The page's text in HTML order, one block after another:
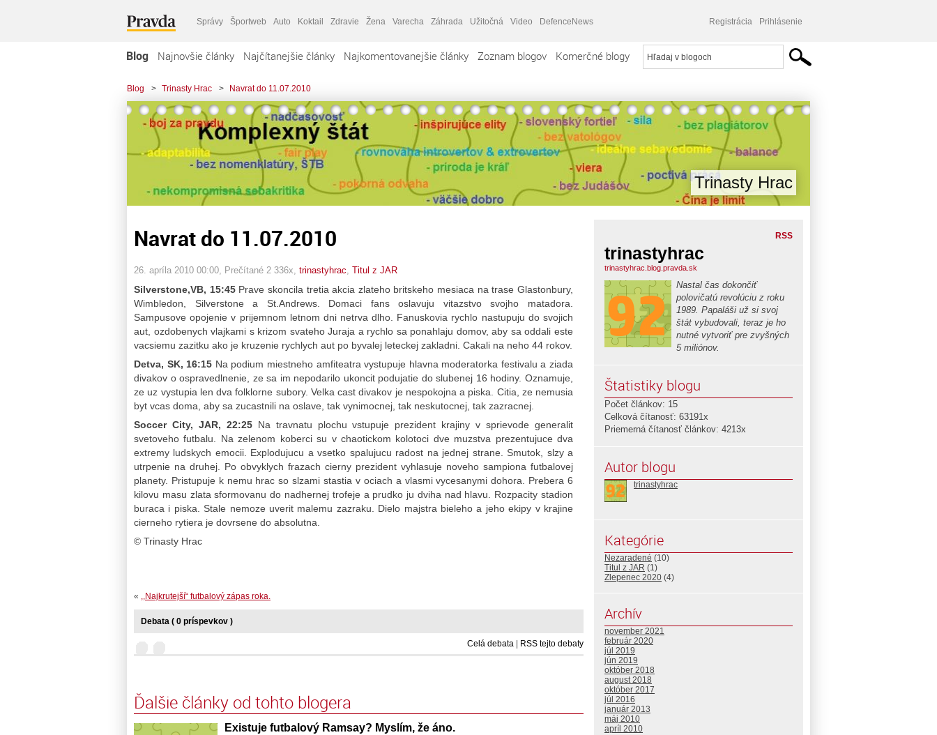
Správy Športweb Auto Koktail Zdravie Žena Varecha Záhrada Užitočná Video DefenceNews Registrácia Prihlásenie
Blog Najnovšie články Najčítanejšie články Najkomentovanejšie články Zoznam blogov Komerčné blogy
Blog > Trinasty Hrac > Navrat do 11.07.2010
Trinasty Hrac
Navrat do 11.07.2010
26. apríla 2010 00:00 , Prečítané 2 336x, trinastyhrac Titul z JAR
Silverstone,VB, 15:45Prave skoncila tretia akcia zlateho britskeho mesiaca na trase Glastonbury,
Wimbledon, Silverstone a St.Andrews. Domaci fans oslavuju vitazstvo svojho matadora.
Sampusove opojenie v prijemnom letnom dni netrva dlho. Fanuskovia rychlo nastupuju do svojich
aut, ozdobenych vlajkami s krizom svateho Juraja a rychlo sa ponahlaju domov, aby sa oddali este
vacsiemu zazitku ako je kruzenie rychlych aut po byvalej leteckej zakladni. Cakali na neho 44 rokov.
Detva, SK, 16:15 Na podium miestneho amfiteatra vystupuje hlavna moderatorka festivalu a ziada
divakov o ospravedlnenie, ze sa im nepodarilo ukoncit podujatie do slubenej 16 hodiny. Oznamuje,
ze uz vystupia len dva folklorne subory. Velka cast divakov je nespokojna a piska. Citia, ze nemusia
byt vcas doma, aby sa zucastnili na oslave, tak vynimocnej, tak neskutocnej, tak zazracnej.
Soccer City, JAR, 22:25Na travnatu plochu vstupuje prezident krajiny v sprievode generalit
svetoveho futbalu. Na zelenom koberci su v chaotickom kolotoci dve muzstva prezentujuce dva
extremy ludskych emocii. Explodujucu a vsetko spalujucu radost na jednej strane. Smutok, slzy a
utrpenie na druhej. Po obvyklych frazach cierny prezident vyhlasuje noveho sampiona futbalovej
planety. Pristupuje k nemu hrac so slzami stastia v ociach a vlasmi vycesanymi dohora. Prebera 6
kilovu masu zlata sformovanu do nadhernej trofeje a prudko ju dviha nad hlavu. Rozpacity stadion
buraca i piska. Stale nemoze uverit malemu zazraku. Dielo majstra bieleho a jeho ekipy v krajine
cierneho rytiera je dovrsene do absolutna.
© Trinasty Hrac
« ,,Najkrutejší“ futbalový zápas roka.
Debata ( 0 príspevkov )
Celá debata RSS tejto debaty
Ďalšie články od tohto blogera
Existuje futbalový Ramsay? Myslím, že áno.
RSS
trinastyhrac
trinastyhrac.blog.pravda.sk
Nastal čas dokončiť
polovičatú revolúciu z roku
1989. Papaláši už si svoj
štát vybudovali, teraz je ho
nutné vytvoriť pre zvyšných
5 miliónov.
Štatistiky blogu
Počet článkov: 15
Celková čítanosť: 63191x
Priemerná čítanosť článkov: 4213x
Autor blogu
trinastyhrac
Kategórie
Nezaradené (10)
Titul z JAR (1)
Zlepenec 2020 (4)
Archív
november 2021
február 2020
júl 2019
jún 2019
október 2018
august 2018
október 2017
júl 2016
január 2013
máj 2010
apríl 2010